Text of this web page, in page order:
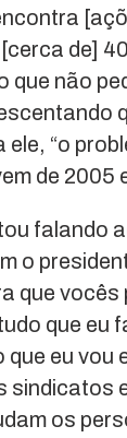
de]
que não
ele, “o
de 2005
falando
o
que
que eu
que eu vou
sindicatos
os